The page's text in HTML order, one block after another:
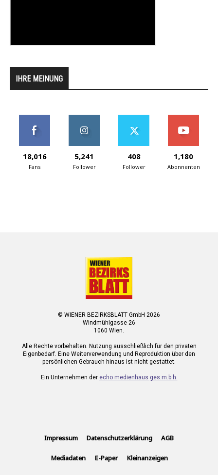
IHRE MEINUNG
18,016
Fans
5,241
Follower
408
Follower
1,180
Abonnenten
© WIENER BEZIRKSBLATT GmbH 2026
Windmühlgasse 26
1060 Wien.
Alle Rechte vorbehalten. Nutzung ausschließlich für den privaten
Eigenbedarf. Eine Weiterverwendung und Reproduktion über den
persönlichen Gebrauch hinaus ist nicht gestattet.
Ein Unternehmen der echo medienhaus ges.m.b.h.
Impressum Datenschutzerklärung AGB
Mediadaten E-Paper Kleinanzeigen